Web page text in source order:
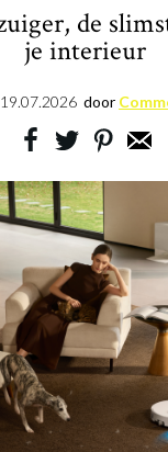
de
je interieur
19.07.2026 door